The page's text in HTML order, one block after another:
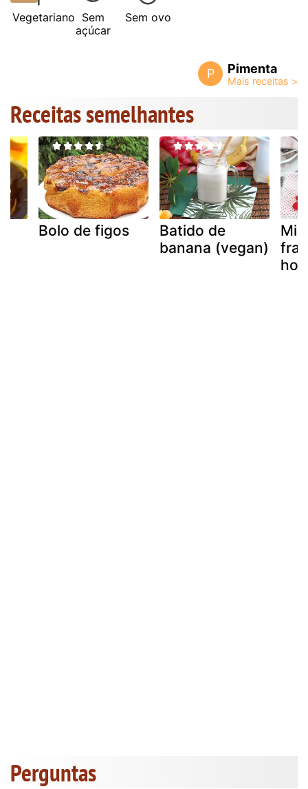
Vegetariano Sem
açúcar
Sem ovo
P Pimenta
Receitas semelhantes
Bolo de figos
Batido de
banana (vegan)
Perguntas